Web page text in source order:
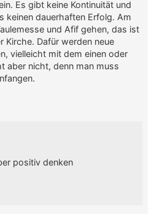
Es gibt keine Kontinuität und
keinen dauerhaften Erfolg. Am
und Afif gehen, das ist
Kirche. Dafür werden neue
vielleicht mit dem einen oder
aber nicht, denn man muss
positiv denken